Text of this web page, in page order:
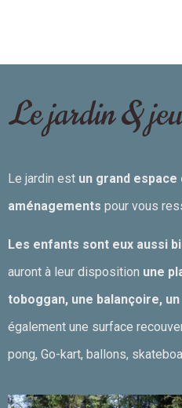
Le jardin &
Le jardin est un grand
aménagements pour vous
Les enfants sont eux aussi
auront à leur disposition une
toboggan, une balançoire,
également une surface
pong, Go-kart, ballons,